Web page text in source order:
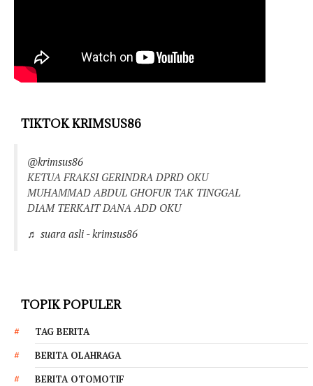
TIKTOK KRIMSUS86
@krimsus86
KETUA FRAKSI GERINDRA DPRD OKU
MUHAMMAD ABDUL GHOFUR TAK TINGGAL
DIAM TERKAIT DANA ADD OKU
♬ suara asli - krimsus86
TOPIK POPULER
TAG BERITA
BERITA OLAHRAGA
BERITA OTOMOTIF